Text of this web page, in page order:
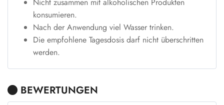
konsumieren.
Nach der Anwendung viel Wasser trinken.
Die empfohlene Tagesdosis darf nicht überschritten
werden.
BEWERTUNGEN